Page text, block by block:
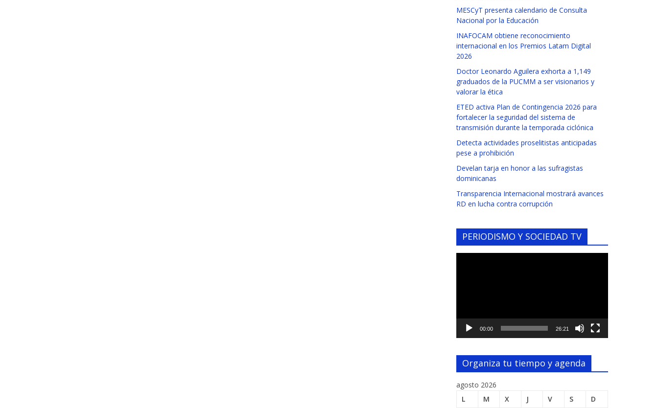
MESCyT presenta calendario de Consulta
Nacional por la Educación
INAFOCAM obtiene reconocimiento
internacional en los Premios Latam Digital
2026
Doctor Leonardo Aguilera exhorta a 1,149
graduados de la PUCMM a ser visionarios y
valorar la ética
ETED activa Plan de Contingencia 2026 para
fortalecer la seguridad del sistema de
transmisión durante la temporada ciclónica
Detecta actividades proselitistas anticipadas
pese a prohibición
Develan tarja en honor a las sufragistas
dominicanas
Transparencia Internacional mostrará avances
RD en lucha contra corrupción
PERIODISMO Y SOCIEDAD TV
00:00 26:21
Organiza tu tiempo y agenda
agosto 2026
L
M X J V S D